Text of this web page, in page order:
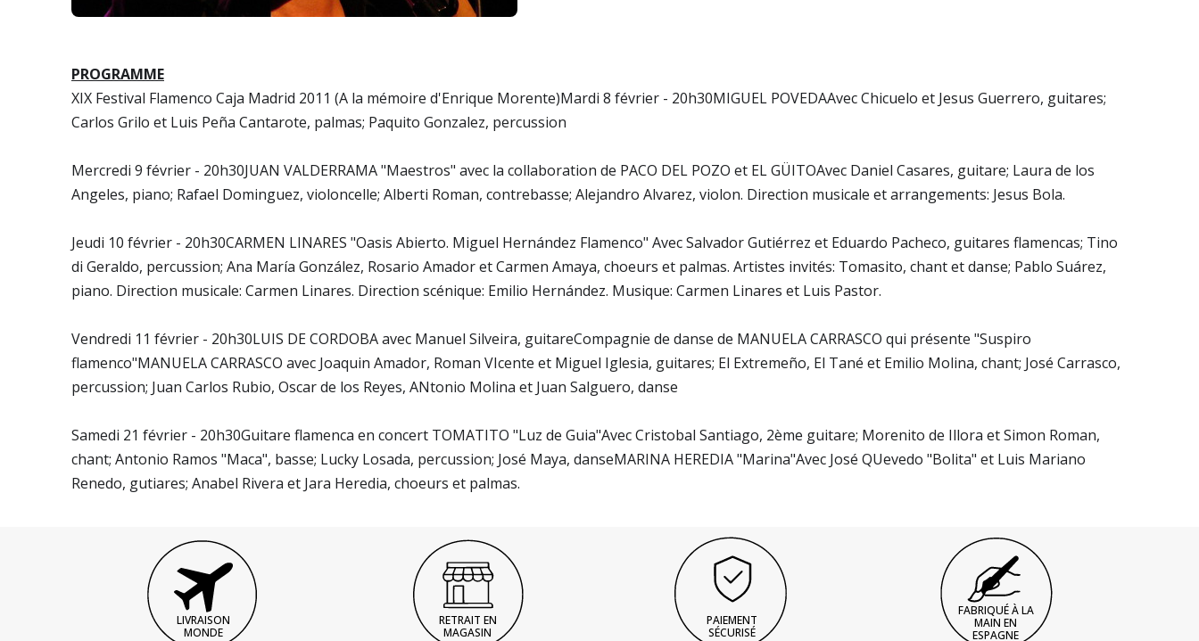
PROGRAMME
XIX Festival Flamenco Caja Madrid 2011 (A la mémoire d'Enrique Morente)Mardi 8 février - 20h30MIGUEL POVEDAAvec Chicuelo et Jesus Guerrero, guitares;
Carlos Grilo et Luis Peña Cantarote, palmas; Paquito Gonzalez, percussion
Mercredi 9 février - 20h30JUAN VALDERRAMA "Maestros" avec la collaboration de PACO DEL POZO et EL GÜITOAvec Daniel Casares, guitare; Laura de los
Angeles, piano; Rafael Dominguez, violoncelle; Alberti Roman, contrebasse; Alejandro Alvarez, violon. Direction musicale et arrangements: Jesus Bola.
Jeudi 10 février - 20h30CARMEN LINARES "Oasis Abierto. Miguel Hernández Flamenco" Avec Salvador Gutiérrez et Eduardo Pacheco, guitares flamencas; Tino
di Geraldo, percussion; Ana María González, Rosario Amador et Carmen Amaya, choeurs et palmas. Artistes invités: Tomasito, chant et danse; Pablo Suárez,
piano. Direction musicale: Carmen Linares. Direction scénique: Emilio Hernández. Musique: Carmen Linares et Luis Pastor.
Vendredi 11 février - 20h30LUIS DE CORDOBA avec Manuel Silveira, guitareCompagnie de danse de MANUELA CARRASCO qui présente "Suspiro
flamenco"MANUELA CARRASCO avec Joaquin Amador, Roman VIcente et Miguel Iglesia, guitares; El Extremeño, El Tané et Emilio Molina, chant; José Carrasco,
percussion; Juan Carlos Rubio, Oscar de los Reyes, ANtonio Molina et Juan Salguero, danse
Samedi 21 février - 20h30Guitare flamenca en concert TOMATITO "Luz de Guia"Avec Cristobal Santiago, 2ème guitare; Morenito de Illora et Simon Roman,
chant; Antonio Ramos "Maca", basse; Lucky Losada, percussion; José Maya, danseMARINA HEREDIA "Marina"Avec José QUevedo "Bolita" et Luis Mariano
Renedo, gutiares; Anabel Rivera et Jara Heredia, choeurs et palmas.
LIVRAISON
MONDE
RETRAIT EN
MAGASIN
PAIEMENT
SÉCURISÉ
FABRIQUÉ À LA
MAIN EN
ESPAGNE